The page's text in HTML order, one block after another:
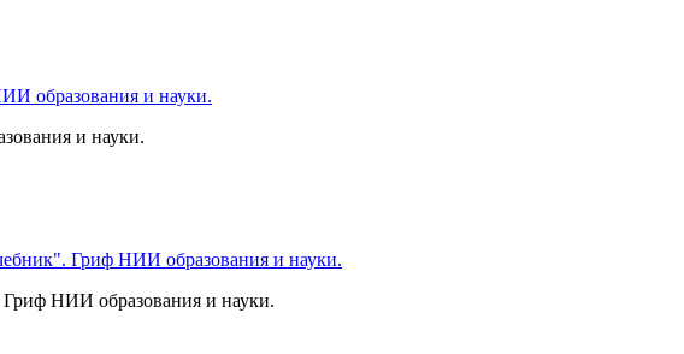
и науки.
НИИ образования и науки.